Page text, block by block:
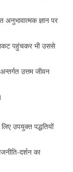
अनुभावात्मक ज्ञान पर
पहुंचकर भी उससे
उत्तम जीवन
उपयुक्त पद्धतियों
दर्शन का